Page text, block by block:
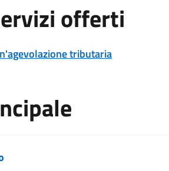
offerti
tributaria